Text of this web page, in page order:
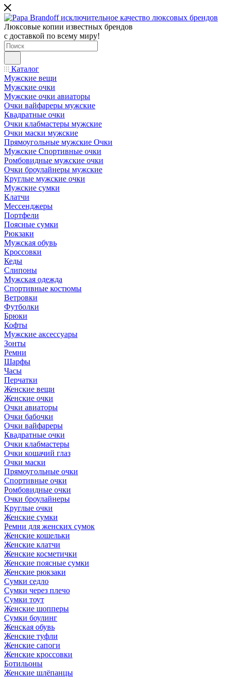
Люксовые копии известных брендов
с доставкой по всему миру!
Каталог
Мужские вещи
Мужские очки
Мужские очки авиаторы
Очки вайфареры мужские
Квадратные очки
Очки клабмастеры мужские
Очки маски мужские
Прямоугольные мужские Очки
Мужские Спортивные очки
Ромбовидные мужские очки
Очки броулайнеры мужские
Круглые мужские очки
Мужские сумки
Клатчи
Мессенджеры
Портфели
Поясные сумки
Рюкзаки
Мужская обувь
Кроссовки
Кеды
Слипоны
Мужская одежда
Спортивные костюмы
Ветровки
Футболки
Брюки
Кофты
Мужские аксессуары
Зонты
Ремни
Шарфы
Часы
Перчатки
Женские вещи
Женские очки
Очки авиаторы
Очки бабочки
Очки вайфареры
Квадратные очки
Очки клабмастеры
Очки кошачий глаз
Очки маски
Прямоугольные очки
Спортивные очки
Ромбовидные очки
Очки броулайнеры
Круглые очки
Женские сумки
Ремни для женских сумок
Женские кошельки
Женские клатчи
Женские косметички
Женские поясные сумки
Женские рюкзаки
Сумки седло
Сумки через плечо
Сумки тоут
Женские шопперы
Сумки боулинг
Женская обувь
Женские туфли
Женские сапоги
Женские кроссовки
Ботильоны
Женские шлёпанцы